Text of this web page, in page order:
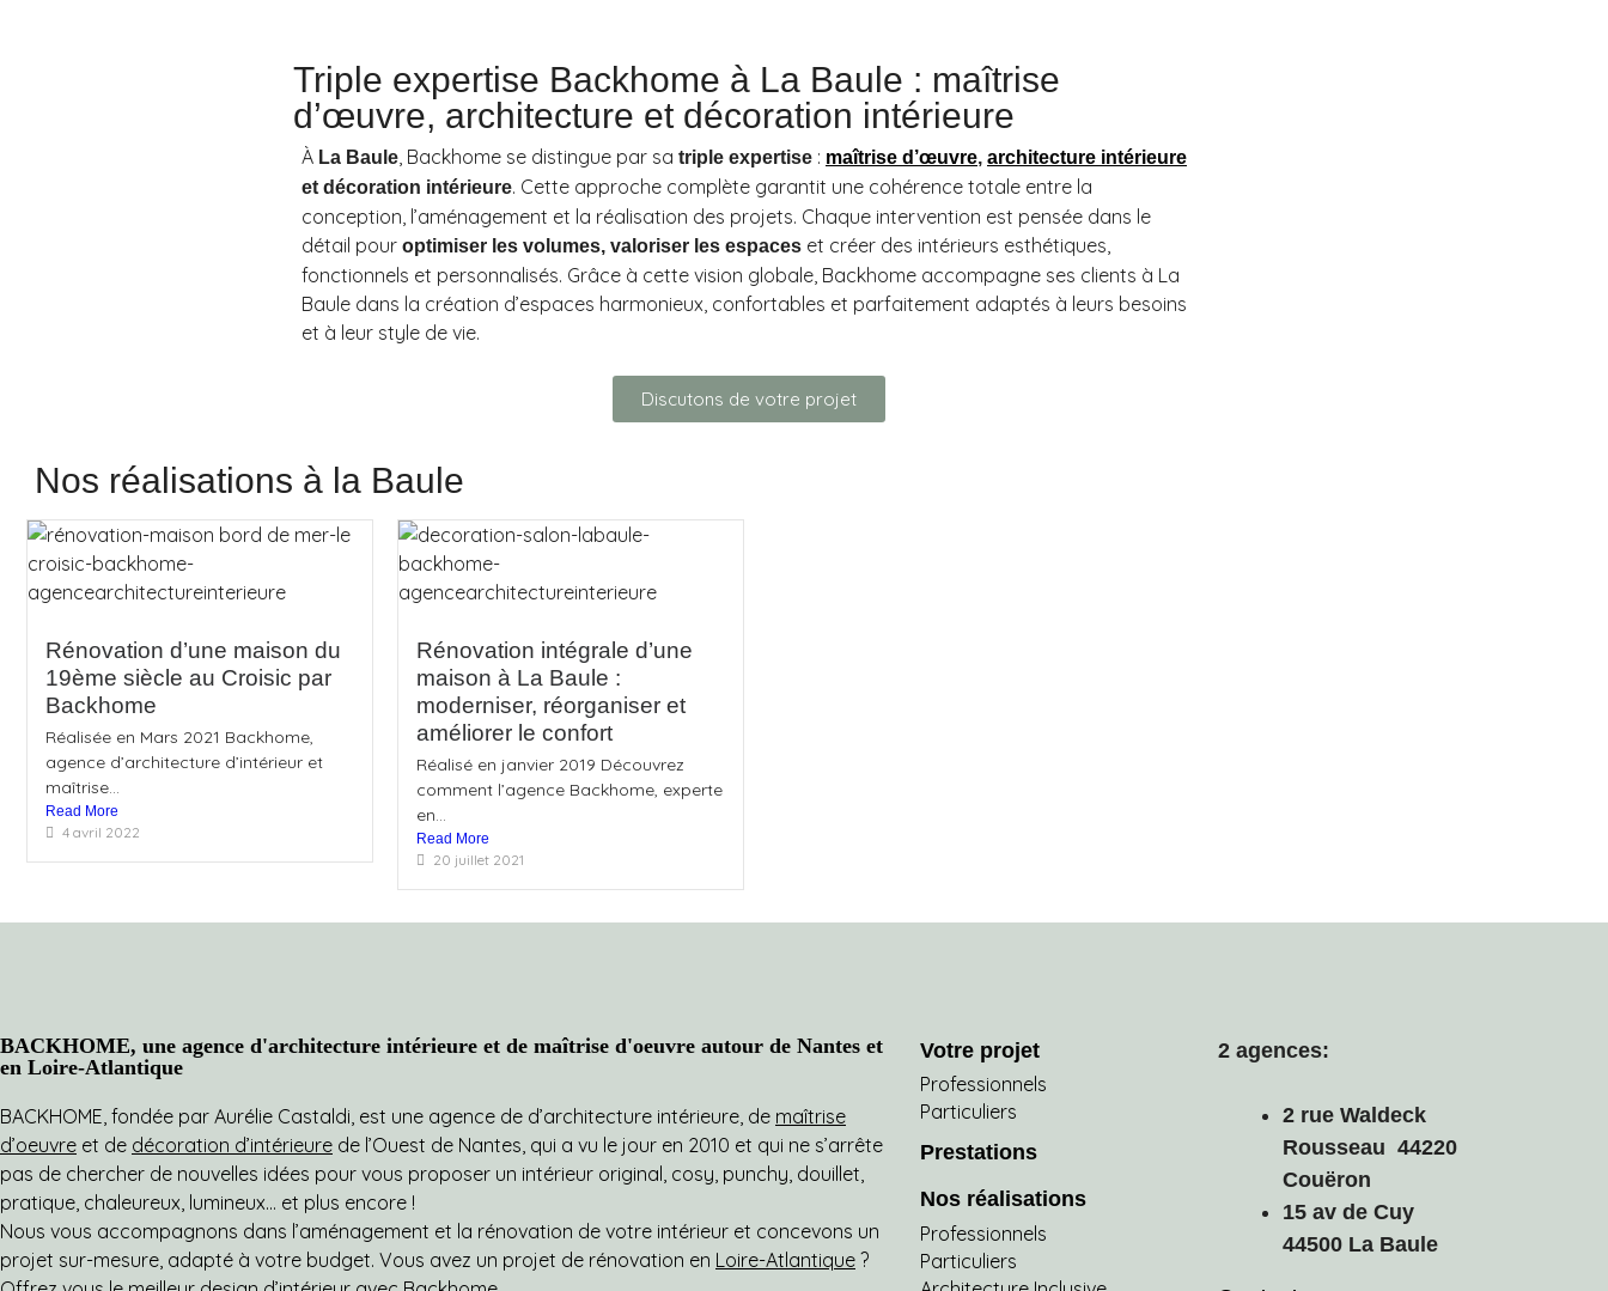
Triple expertise Backhome à La Baule : maîtrise
d’œuvre, architecture et décoration intérieure
À La Baule, Backhome se distingue par sa triple expertise : maîtrise d’œuvre, architecture intérieure
et décoration intérieure. Cette approche complète garantit une cohérence totale entre la
conception, l’aménagement et la réalisation des projets. Chaque intervention est pensée dans le
détail pour optimiser les volumes, valoriser les espaces et créer des intérieurs esthétiques,
fonctionnels et personnalisés. Grâce à cette vision globale, Backhome accompagne ses clients à La
Baule dans la création d’espaces harmonieux, confortables et parfaitement adaptés à leurs besoins
et à leur style de vie.
Discutons de votre projet
Nos réalisations à la Baule
Rénovation d’une maison du
19ème siècle au Croisic par
Backhome
Réalisée en Mars 2021 Backhome,
agence d’architecture d’intérieur et
maîtrise...
Read More
4 avril 2022
Rénovation intégrale d’une
maison à La Baule :
moderniser, réorganiser et
améliorer le confort
Réalisé en janvier 2019 Découvrez
comment l’agence Backhome, experte
en...
Read More
20 juillet 2021
BACKHOME, une agence d'architecture intérieure et de maîtrise d'oeuvre autour de Nantes et
en Loire-Atlantique
BACKHOME, fondée par Aurélie Castaldi, est une agence de d’architecture intérieure, de maîtrise
d’oeuvre et de décoration d’intérieure de l’Ouest de Nantes, qui a vu le jour en 2010 et qui ne s’arrête
pas de chercher de nouvelles idées pour vous proposer un intérieur original, cosy, punchy, douillet,
pratique, chaleureux, lumineux… et plus encore !
Nous vous accompagnons dans l’aménagement et la rénovation de votre intérieur et concevons un
projet sur-mesure, adapté à votre budget. Vous avez un projet de rénovation en Loire-Atlantique ?
Votre projet
Professionnels
Particuliers
Prestations
Nos réalisations
Professionnels
Particuliers
2 agences:
2 rue Waldeck
Rousseau 44220
Couëron
15 av de Cuy
44500 La Baule